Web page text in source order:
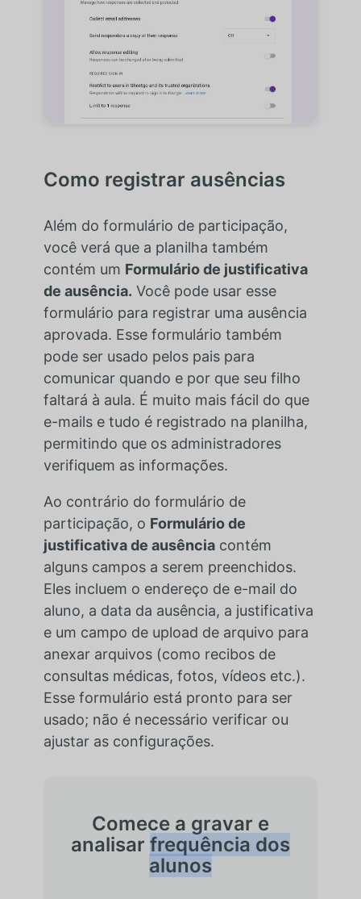
Como registrar ausências
Além do formulário de participação,
você verá que a planilha também
contém um Formulário de justificativa
de ausência. Você pode usar esse
formulário para registrar uma ausência
aprovada. Esse formulário também
pode ser usado pelos pais para
comunicar quando e por que seu filho
faltará à aula. É muito mais fácil do que
e-mails e tudo é registrado na planilha,
permitindo que os administradores
verifiquem as informações.
Ao contrário do formulário de
participação, o Formulário de
justificativa de ausênciacontém
alguns campos a serem preenchidos.
Eles incluem o endereço de e-mail do
aluno, a data da ausência, a justificativa
e um campo de upload de arquivo para
anexar arquivos (como recibos de
consultas médicas, fotos, vídeos etc.).
Esse formulário está pronto para ser
usado; não é necessário verificar ou
ajustar as configurações.
Comece a gravar e
analisar frequência dos
alunos